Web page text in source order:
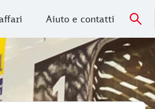
Aiuto e contatti